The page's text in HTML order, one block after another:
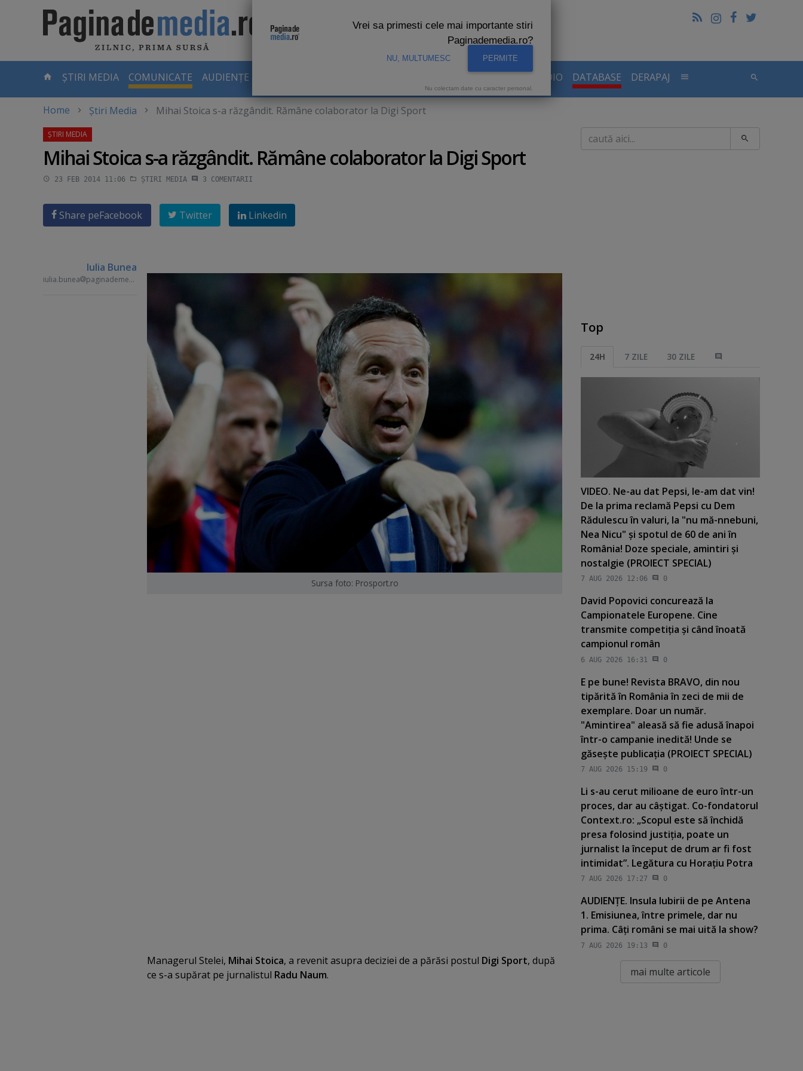
CURENTĂ
ȘTIRI MEDIA COMUNICATE AUDIENȚE TV AUDIENTE RADIO DATABASE DERAPAJ
Home Știri Media Mihai Stoica s-a răzgândit. Rămâne colaborator la Digi Sport
Mihai Stoica s-a răzgândit. Rămâne colaborator la Digi Sport
23 FEB 2014 11:06 ȘTIRI MEDIA 3 COMENTARII
Share peFacebook Twitter Linkedin
Iulia Bunea
iulia.bunea paginademedia.ro
Sursa foto: Prosport.ro
Managerul Stelei, Mihai Stoica, a revenit asupra deciziei de a părăsi postul Digi Sport, după
ce s-a supărat pe jurnalistul Radu Naum.
Caută
Top
24H 7 ZILE 30 ZILE
VIDEO. Ne-au dat Pepsi, le-am dat vin!
De la prima reclamă Pepsi cu Dem
Rădulescu în valuri, la "nu mă-nnebuni,
Nea Nicu" şi spotul de 60 de ani în
România! Doze speciale, amintiri şi
nostalgie (PROIECT SPECIAL)
7 AUG 2026 12:06 0
David Popovici concurează la
Campionatele Europene. Cine
transmite competiţia şi când înoată
campionul român
6 AUG 2026 16:31 0
E pe bune! Revista BRAVO, din nou
tipărită în România în zeci de mii de
exemplare. Doar un număr.
"Amintirea" aleasă să fie adusă înapoi
într-o campanie inedită! Unde se
găseşte publicaţia (PROIECT SPECIAL)
7 AUG 2026 15:19 0
Li s-au cerut milioane de euro într-un
proces, dar au câştigat. Co-fondatorul
Context.ro: „Scopul este să închidă
presa folosind justiţia, poate un
jurnalist la început de drum ar fi fost
intimidat”. Legătura cu Horaţiu Potra
7 AUG 2026 17:27 0
AUDIENŢE. Insula Iubirii de pe Antena
1. Emisiunea, între primele, dar nu
prima. Câţi români se mai uită la show?
7 AUG 2026 19:13 0
mai multe articole
Vrei sa primesti cele mai importante stiri
Paginademedia.ro?
NU, MULTUMESC PERMITE
Nu colectam date cu caracter personal.